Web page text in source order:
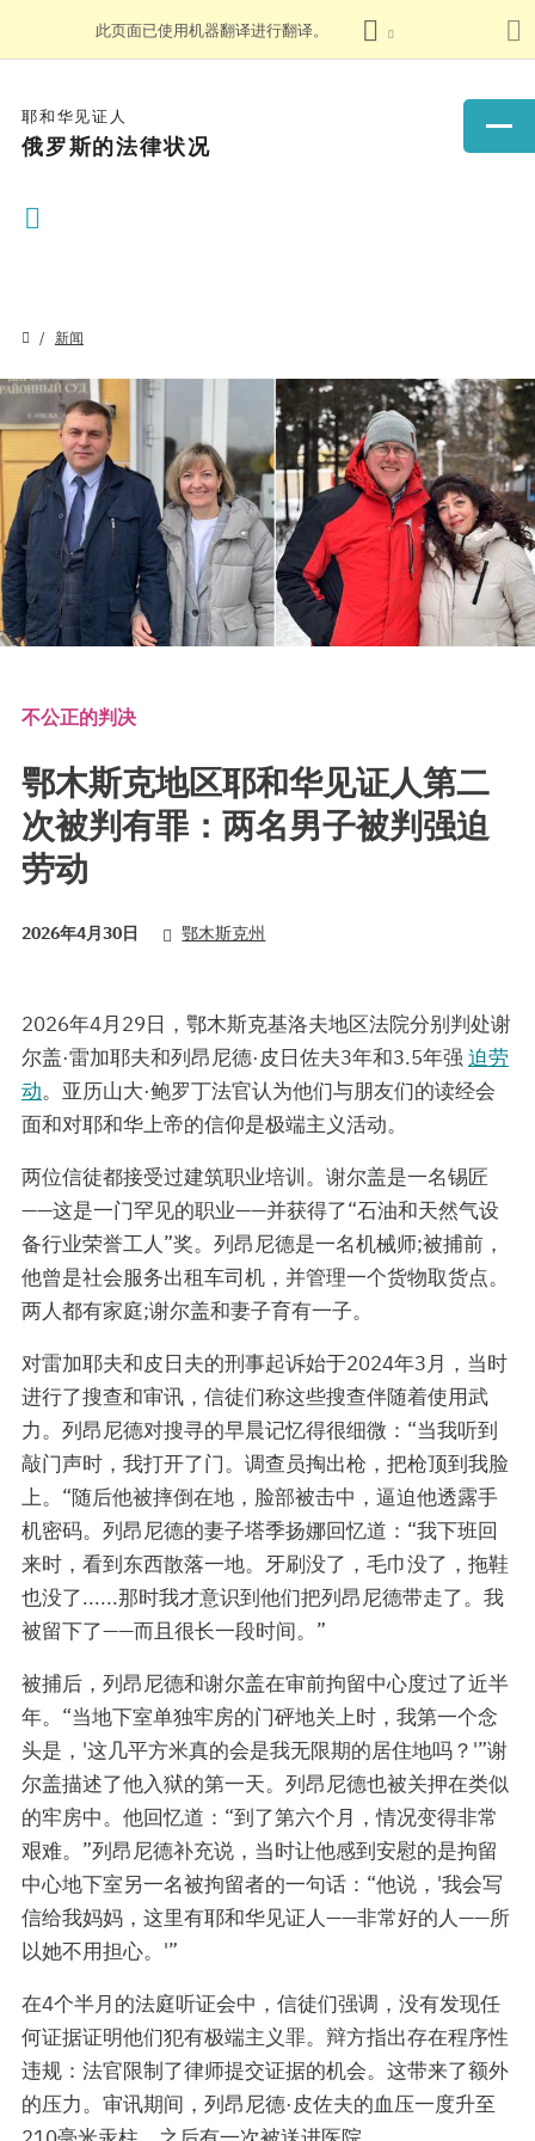
此页面已使用机器翻译进行翻译。
耶和华见证人
俄罗斯的法律状况
新闻
不公正的判决
鄂木斯克地区耶和华见证人第二
次被判有罪：两名男子被判强迫
劳动
2026年4月30日 鄂木斯克州
2026年4月29日，鄂木斯克基洛夫地区法院分别判处谢
尔盖·雷加耶夫和列昂尼德·皮日佐夫3年和3.5年强 迫劳
动。亚历山大·鲍罗丁法官认为他们与朋友们的读经会
面和对耶和华上帝的信仰是极端主义活动。
两位信徒都接受过建筑职业培训。谢尔盖是一名锡匠
——这是一门罕见的职业——并获得了“石油和天然气设
备行业荣誉工人”奖。列昂尼德是一名机械师;被捕前，
他曾是社会服务出租车司机，并管理一个货物取货点。
两人都有家庭;谢尔盖和妻子育有一子。
对雷加耶夫和皮日夫的刑事起诉始于2024年3月，当时
进行了搜查和审讯，信徒们称这些搜查伴随着使用武
力。列昂尼德对搜寻的早晨记忆得很细微：“当我听到
敲门声时，我打开了门。调查员掏出枪，把枪顶到我脸
上。“随后他被摔倒在地，脸部被击中，逼迫他透露手
机密码。列昂尼德的妻子塔季扬娜回忆道：“我下班回
来时，看到东西散落一地。牙刷没了，毛巾没了，拖鞋
也没了......那时我才意识到他们把列昂尼德带走了。我
被留下了——而且很长一段时间。”
被捕后，列昂尼德和谢尔盖在审前拘留中心度过了近半
年。“当地下室单独牢房的门砰地关上时，我第一个念
头是，'这几平方米真的会是我无限期的居住地吗？'”谢
尔盖描述了他入狱的第一天。列昂尼德也被关押在类似
的牢房中。他回忆道：“到了第六个月，情况变得非常
艰难。”列昂尼德补充说，当时让他感到安慰的是拘留
中心地下室另一名被拘留者的一句话：“他说，'我会写
信给我妈妈，这里有耶和华见证人——非常好的人——所
以她不用担心。'”
在4个半月的法庭听证会中，信徒们强调，没有发现任
何证据证明他们犯有极端主义罪。辩方指出存在程序性
违规：法官限制了律师提交证据的机会。这带来了额外
的压力。审讯期间，列昂尼德·皮佐夫的血压一度升至